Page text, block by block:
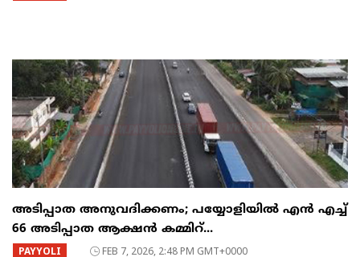
അടിപ്പാത അനുവദിക്കണം; പയ്യോളിയിൽ എൻ എച്ച്
66 അടിപ്പാത ആക്ഷൻ കമ്മിറ്...
PAYYOLI FEB 7, 2026, 2:48 PM GMT+0000